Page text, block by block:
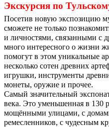
Экскурсия по
Посетив новую экспозицию
сможете не только
и личностями, связанными с
много интересного о жизни
помогут в этом уникальные
несколько сотен древних
игрушки, инструменты
монеты, оружие и прочее.
Самый значительный
века. Это уменьшенная в 130
мощёнными улицами, с
ремесленников, с чудесным